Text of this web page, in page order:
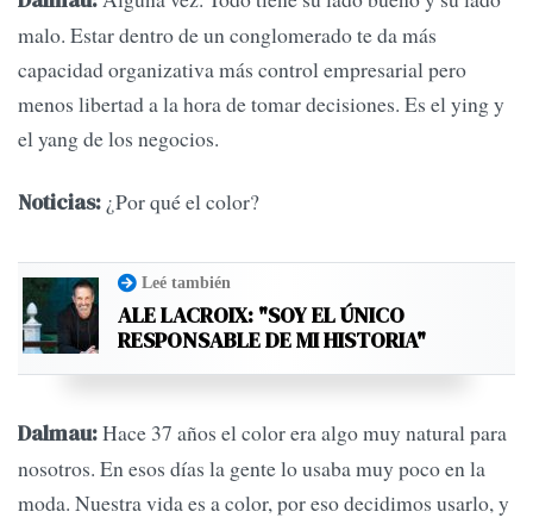
malo. Estar dentro de un conglomerado te da más
capacidad organizativa más control empresarial pero
menos libertad a la hora de tomar decisiones. Es el ying y
el yang de los negocios.
Noticias: ¿Por qué el color?
Leé también
ALE LACROIX: "SOY EL ÚNICO
RESPONSABLE DE MI HISTORIA"
Dalmau:Hace 37 años el color era algo muy natural para
nosotros. En esos días la gente lo usaba muy poco en la
moda. Nuestra vida es a color, por eso decidimos usarlo, y